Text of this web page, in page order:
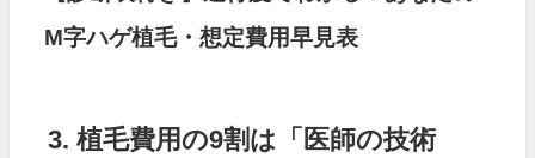
M字ハゲ植毛・想定費用早見表
3. 植毛費用の9割は「医師の技術